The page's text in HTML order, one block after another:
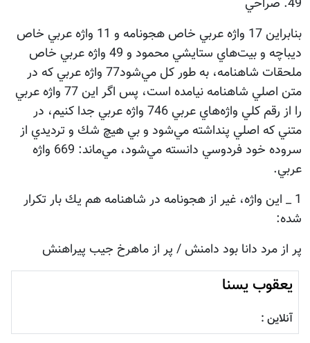
49. صراحي
بنابراين 17 واژه عربي خاص هجونامه و 11 واژه عربي خاص
ديباچه و بيت‌هاي ستايشي محمود و 49 واژه عربي خاص
ملحقات شاهنامه، به طور كل مي‌شود77 واژه عربي كه در
متن اصلي شاهنامه نيامده است، پس اگر اين 77 واژه عربي
را از رقم كلي واژه‌هاي عربي 746 واژه عربي جدا كنيم، در
متني كه اصلي پنداشته مي‌شود و بي هيچ شك و ترديدي از
سروده خود فردوسي دانسته مي‌شود، مي‌ماند: 669 واژه
عربي.
1 _ اين واژه، غير از هجونامه در شاهنامه هم يك بار تكرار
شده:
پر از مرد دانا بود دامنش / پر از ماهرخ جيب پيراهنش
یعقوب یسنا
آنلاین :